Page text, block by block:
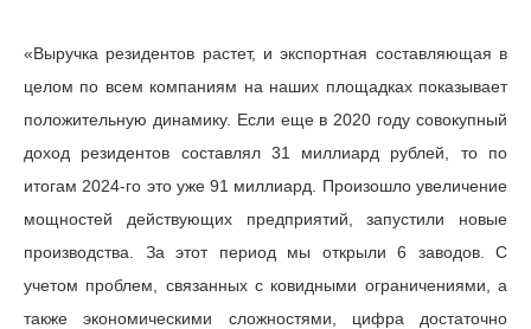
«Выручка резидентов растет, и экспортная составляющая в
целом по всем компаниям на наших площадках показывает
положительную динамику. Если еще в 2020 году совокупный
доход резидентов составлял 31 миллиард рублей, то по
итогам 2024-го это уже 91 миллиард. Произошло увеличение
мощностей действующих предприятий, запустили новые
производства. За этот период мы открыли 6 заводов. С
учетом проблем, связанных с ковидными ограничениями, а
также экономическими сложностями, цифра достаточно